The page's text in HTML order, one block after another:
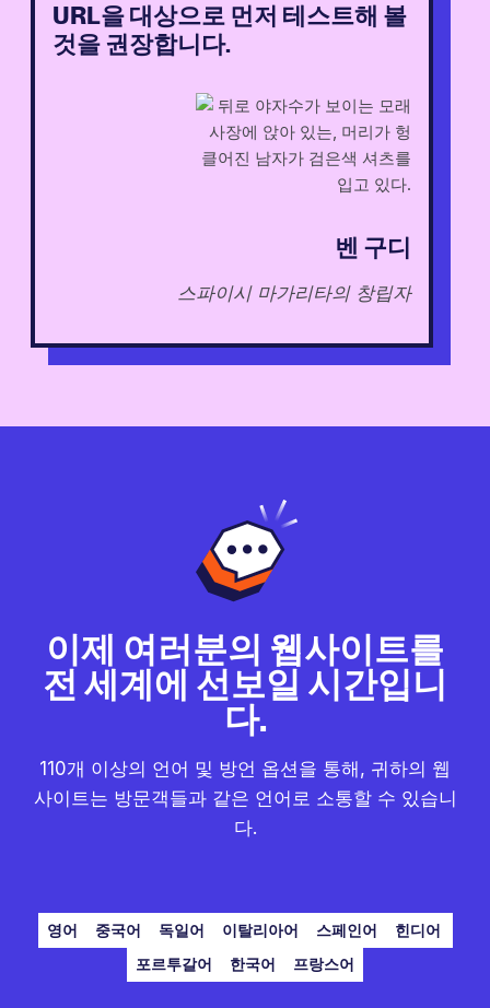
URL을 대상으로 먼저 테스트해 볼
것을 권장합니다.
벤 구디
스파이시 마가리타의 창립자
이제 여러분의 웹사이트를
전 세계에 선보일 시간입니
다.
110개 이상의 언어 및 방언 옵션을 통해, 귀하의 웹
사이트는 방문객들과 같은 언어로 소통할 수 있습니
다.
영어 중국어 독일어 이탈리아어 스페인어
힌디어
포르투갈어
한국어 프랑스어